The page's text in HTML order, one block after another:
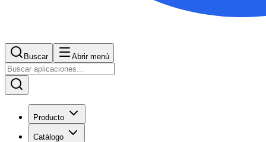
Buscar Abrir menú
Producto
Catálogo